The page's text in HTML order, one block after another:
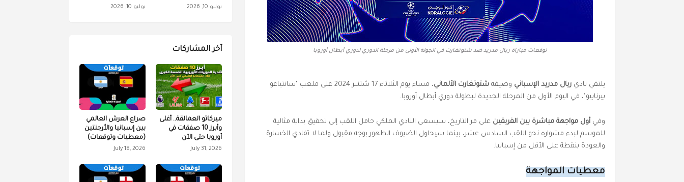
توقعات مباراة ريال مدريد ضد شتوتغارت في الجولة الأولى من مرحلة الدوري لدوري أبطال أوروبا
يلتقي ناديريال مدريد الإسباني وضيفهشتوتغارت الألماني
، مساء يوم الثلاثاء 17 شتنبر 2024 على ملعب "سانتياغو
بيرنابيو"، في اليوم الأول من المرحلة الجديدة لبطولة دوري أبطال أوروبا.
وفيأول مواجهة مباشرة بين الفريقين على مر التاريخ، سيسعى النادي الملكي حامل اللقب إلى تحقيق بداية مثالية
للموسم لبدء مشواره نحو اللقب السادس عشر، بينما سيحاول الضيوف الظهور بوجه مقبول ولما لا تفادي الخسارة
والعودة بنقطة على الأقل من إسبانيا.
معطيات المواجهة
يوليو 10, 2026 يوليو 10, 2026
آخر المشاركات
ميركاتو العمالقة.. أغلى
وأبرز 10 صفقات في
أوروبا حتى الآن
July 31, 2026
صراع العرش العالمي
بين إسبانيا والأرجنتين
(معطيات وتوقعات)
July 18, 2026